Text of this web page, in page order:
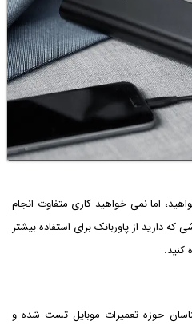
اما نمی خواهید کاری متفاوت انجام
دارید از پاوربانک برای استفاده بیشتر
کنید.
حوزه تعمیرات موبایل تست شده و